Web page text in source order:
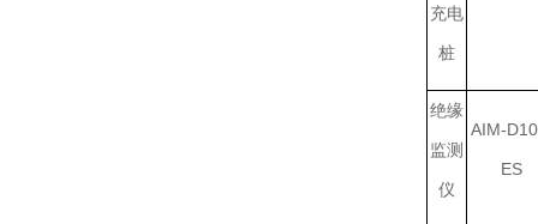
充电
桩
绝缘
监测
仪
AIM-
ES